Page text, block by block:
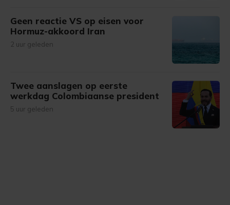
Geen reactie VS op eisen voor
Hormuz-akkoord Iran
2 uur geleden
Twee aanslagen op eerste
werkdag Colombiaanse president
5 uur geleden